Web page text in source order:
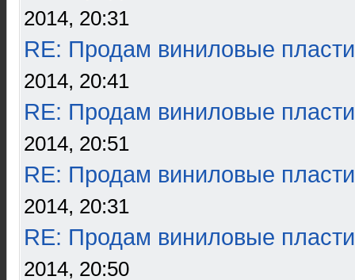
2014, 20:31
RE: Продам виниловые
2014, 20:41
RE: Продам виниловые
2014, 20:51
RE: Продам виниловые
2014, 20:31
RE: Продам виниловые
2014, 20:50